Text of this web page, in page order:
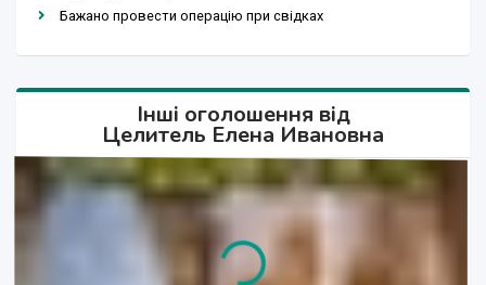
Бажано провести операцію при свідках
Інші оголошення від
Целитель Елена Ивановна